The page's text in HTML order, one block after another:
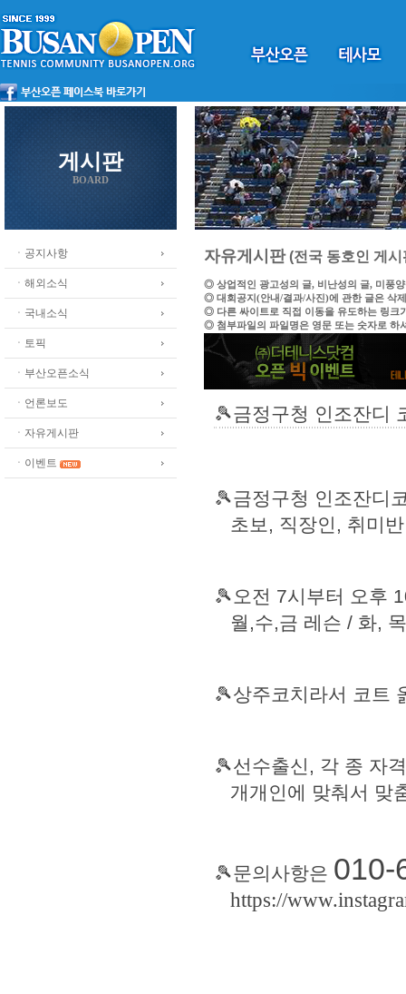
게시판
BOARD
ㆍ공지사항
ㆍ해외소식
ㆍ국내소식
ㆍ토픽
ㆍ부산오픈소식
ㆍ언론보도
ㆍ자유게시판
ㆍ이벤트
자유게시판(전국 동호인 게시
◎ 상업적인 광고성의 글, 비난성의 글, 미풍
◎ 대회공지(안내/결과/사진)에 관한 글은 삭
◎ 다른 싸이트로 직접 이동을 유도하는 링크
◎ 첨부파일의 파일명은 영문 또는 숫자로 하
🎾금정구청 인조잔디
🎾금정구청 인조잔디
초보, 직장인, 취미
🎾오전 7시부터 오후
월,수,금 레슨 / 화,
🎾상주코치라서 코트
🎾선수출신, 각 종 자
개개인에 맞춰서 맞
🎾문의사항은 010-
https://